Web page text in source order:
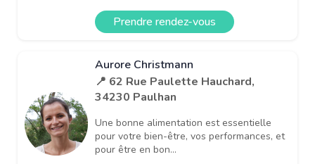
Prendre rendez-vous
Aurore Christmann
📍 62 Rue Paulette Hauchard,
34230 Paulhan
Une bonne alimentation est essentielle
pour votre bien-être, vos performances, et
pour être en bon...